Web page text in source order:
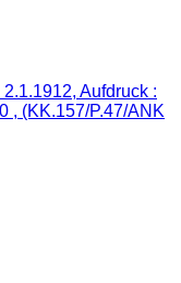
Aufdruck :
, (KK.157/P.47/ANK